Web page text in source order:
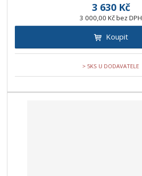
3 630 Kč
3 000,00 Kč bez DPH
Koupit
> 5KS U DODAVATELE